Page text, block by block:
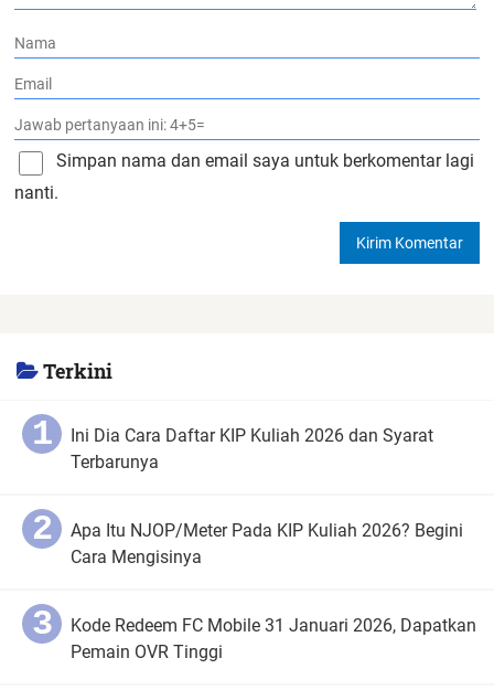
Simpan nama dan email saya untuk berkomentar lagi
nanti.
Terkini
Ini Dia Cara Daftar KIP Kuliah 2026 dan Syarat
Terbarunya
Apa Itu NJOP/Meter Pada KIP Kuliah 2026? Begini
Cara Mengisinya
Kode Redeem FC Mobile 31 Januari 2026, Dapatkan
Pemain OVR Tinggi